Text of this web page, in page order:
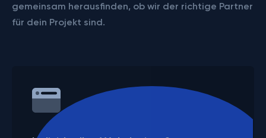
gemeinsam herausfinden, ob wir der richtige Partner
für dein Projekt sind.